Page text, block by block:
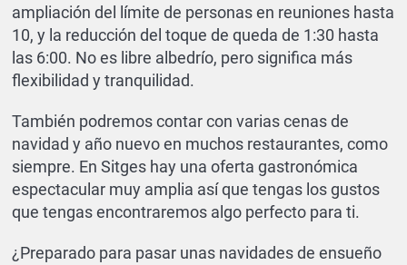
ampliación del límite de personas en reuniones hasta
10, y la reducción del toque de queda de 1:30 hasta
las 6:00. No es libre albedrío, pero significa más
flexibilidad y tranquilidad.
También podremos contar con varias cenas de
navidad y año nuevo en muchos restaurantes, como
siempre. En Sitges hay una oferta gastronómica
espectacular muy amplia así que tengas los gustos
que tengas encontraremos algo perfecto para ti.
¿Preparado para pasar unas navidades de ensueño